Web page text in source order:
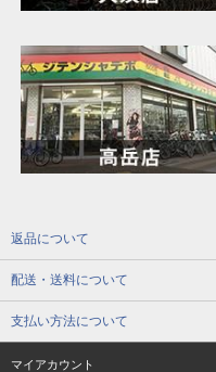
返品について
配送・送料について
支払い方法について
マイアカウント